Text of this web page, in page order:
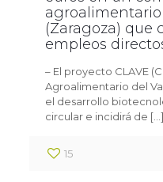
(Zaragoza) que
empleos
– El proyecto CLAVE
Agroalimentario del
el desarrollo
circular e incidirá de […]
15